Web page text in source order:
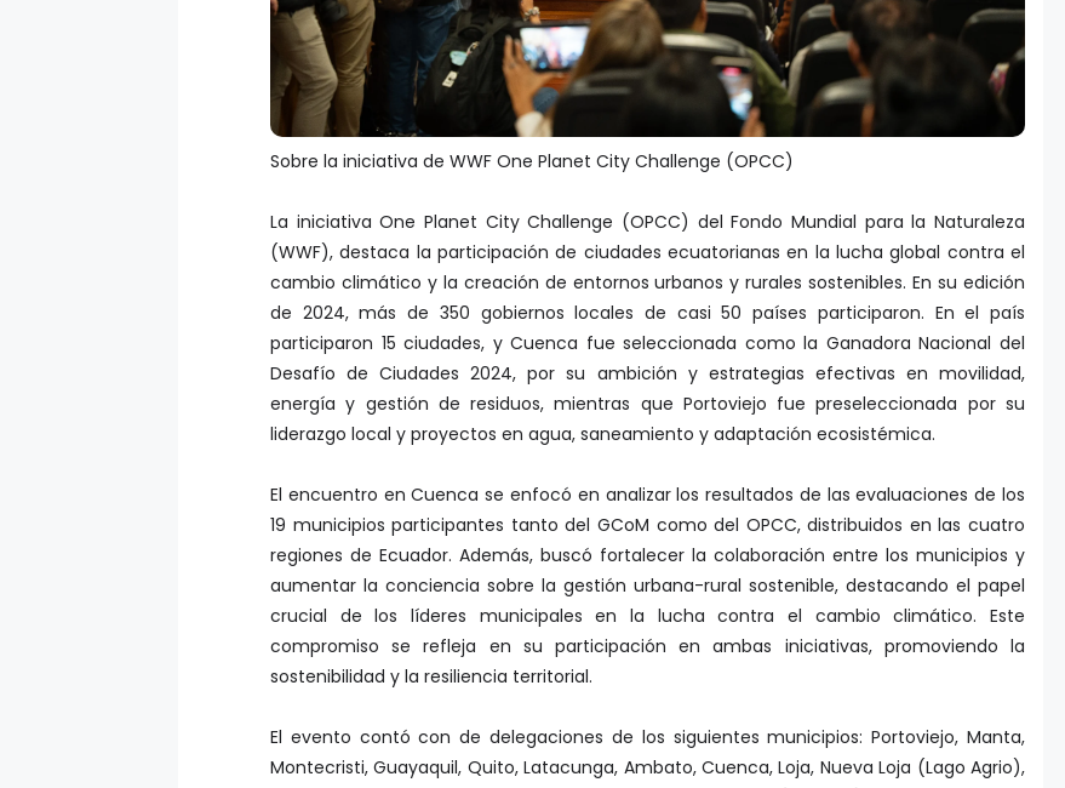
Sobre la iniciativa de WWF One Planet City Challenge (OPCC)
(WWF), destaca la participación de ciudades ecuatorianas en la lucha global contra el
cambio climático y la creación de entornos urbanos y rurales sostenibles. En su edición
de 2024, más de 350 gobiernos locales de casi 50 países participaron. En el país
participaron 15 ciudades, y Cuenca fue seleccionada como la Ganadora Nacional del
Desafío de Ciudades 2024, por su ambición y estrategias efectivas en movilidad,
energía y gestión de residuos, mientras que Portoviejo fue preseleccionada por su
liderazgo local y proyectos en agua, saneamiento y adaptación ecosistémica.
19 municipios participantes tanto del GCoM como del OPCC, distribuidos en las cuatro
regiones de Ecuador. Además, buscó fortalecer la colaboración entre los municipios y
aumentar la conciencia sobre la gestión urbana-rural sostenible, destacando el papel
crucial de los líderes municipales en la lucha contra el cambio climático. Este
compromiso se refleja en su participación en ambas iniciativas, promoviendo la
sostenibilidad y la resiliencia territorial.
Montecristi, Guayaquil, Quito, Latacunga, Ambato, Cuenca, Loja, Nueva Loja (Lago Agrio),
Santa Cruz, Santa Elena, Ibarra, Baños de Agua Santa, Puyo (Pastaza), Esmeraldas, Bahía